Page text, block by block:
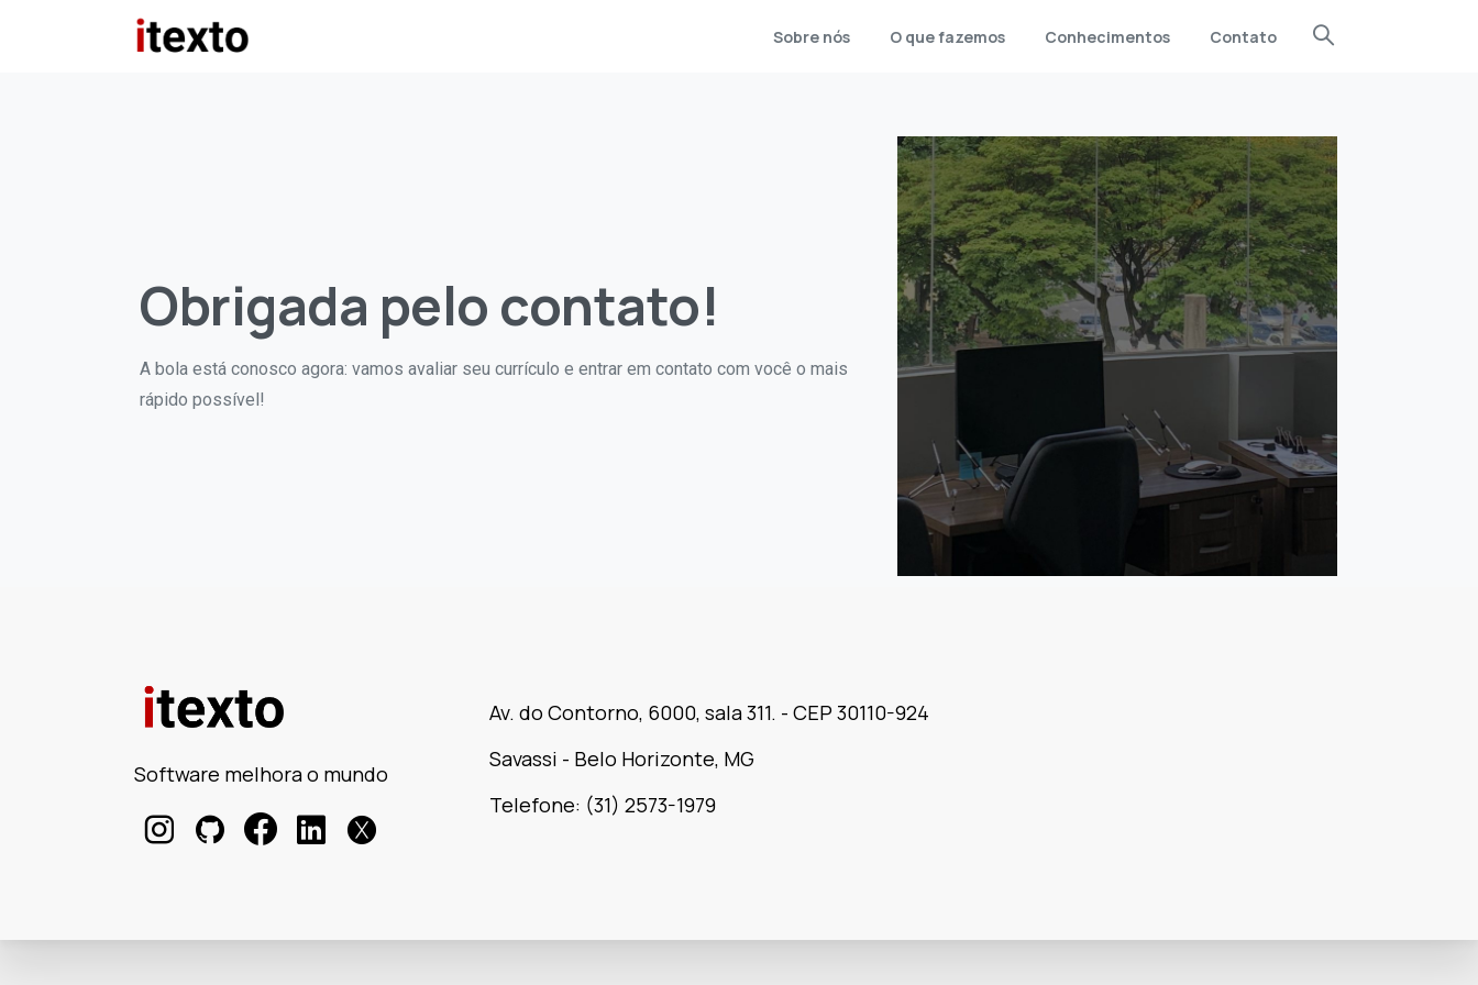
Sobre nós O que fazemos Conhecimentos Contato
Obrigada pelo contato!
A bola está conosco agora: vamos avaliar seu currículo e entrar em contato com você o mais
rápido possível!
Software melhora o mundo
Av. do Contorno, 6000, sala 311. - CEP 30110-924
Savassi - Belo Horizonte, MG
Telefone: (31) 2573-1979